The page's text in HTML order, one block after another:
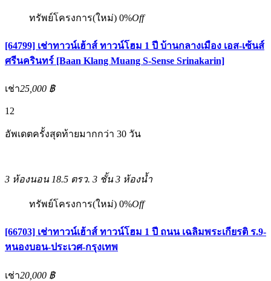
ทรัพย์โครงการ(ใหม่) 0%Off
[64799] เช่าทาวน์เฮ้าส์ ทาวน์โฮม 1 ปี บ้านกลางเมือง เอส-เซ้นส์
ศรีนครินทร์ [Baan Klang Muang S-Sense Srinakarin]
เช่า25,000 ฿
12
อัพเดตครั้งสุดท้ายมากกว่า 30 วัน
3 ห้องนอน 18.5 ตรว. 3 ชั้น 3 ห้องน้ำ
ทรัพย์โครงการ(ใหม่) 0%Off
[66703] เช่าทาวน์เฮ้าส์ ทาวน์โฮม 1 ปี ถนน เฉลิมพระเกียรติ ร.9-
หนองบอน-ประเวศ-กรุงเทพ
เช่า20,000 ฿